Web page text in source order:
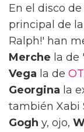
En el disco
principal de
Ralph!' han
Merche la de
Vega la de OT
Georgina la
también Xabi
Gogh y, ojo,